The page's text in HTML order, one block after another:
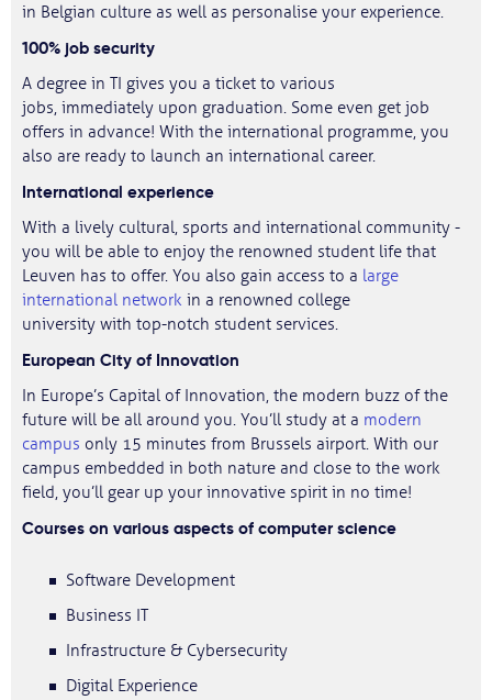
in Belgian culture as well as personalise your experience.
100% job security
A degree in TI gives you a ticket to various
jobs, immediately upon graduation. Some even get job
offers in advance! With the international programme, you
also are ready to launch an international career.
International experience
With a lively cultural, sports and international community -
you will be able to enjoy the renowned student life that
Leuven has to offer. You also gain access to a large
international network in a renowned college
university with top-notch student services.
European City of Innovation
In Europe’s Capital of Innovation, the modern buzz of the
future will be all around you. You’ll study at a modern
campus only 15 minutes from Brussels airport. With our
campus embedded in both nature and close to the work
field, you’ll gear up your innovative spirit in no time!
Courses on various aspects of computer science
Software Development
Business IT
Infrastructure & Cybersecurity
Digital Experience